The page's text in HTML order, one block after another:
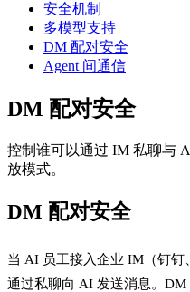
安全机制
多模型支持
DM 配对安全
Agent 间通信
DM 配对安全
控制谁可以通过 IM 私聊与
放模式。
DM 配对安全
当 AI 员工接入企业 IM（钉钉
通过私聊向 AI 发送消息。